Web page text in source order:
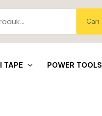
Cari
TAPE POWER TOOLS